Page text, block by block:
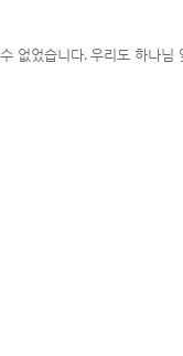
없었습니다. 우리도 하나님